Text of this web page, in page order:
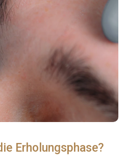
Erholungsphase?